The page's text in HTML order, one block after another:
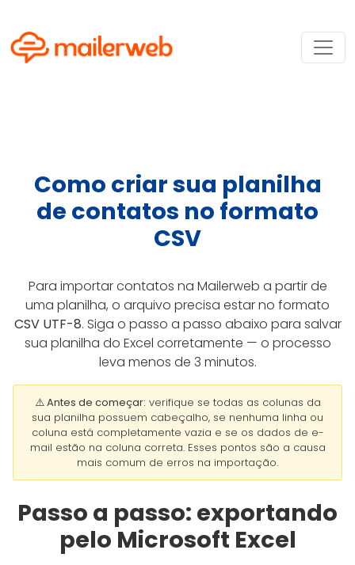
Como criar sua planilha
de contatos no formato
CSV
Para importar contatos na Mailerweb a partir de
uma planilha, o arquivo precisa estar no formato
CSV UTF-8. Siga o passo a passo abaixo para salvar
sua planilha do Excel corretamente — o processo
leva menos de 3 minutos.
⚠️ Antes de começar: verifique se todas as colunas da
sua planilha possuem cabeçalho, se nenhuma linha ou
coluna está completamente vazia e se os dados de e-
mail estão na coluna correta. Esses pontos são a causa
mais comum de erros na importação.
Passo a passo: exportando
pelo Microsoft Excel